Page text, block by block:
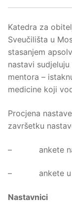
Katedra za
Sveučilišta u
stasanjem
nastavi
mentora –
medicine koji
Procjena
završetku
– ankete na
– ankete u
Nastavnici